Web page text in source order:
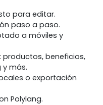
para editar.
paso a paso.
a móviles y
productos, beneficios,
más.
o exportación
Polylang.